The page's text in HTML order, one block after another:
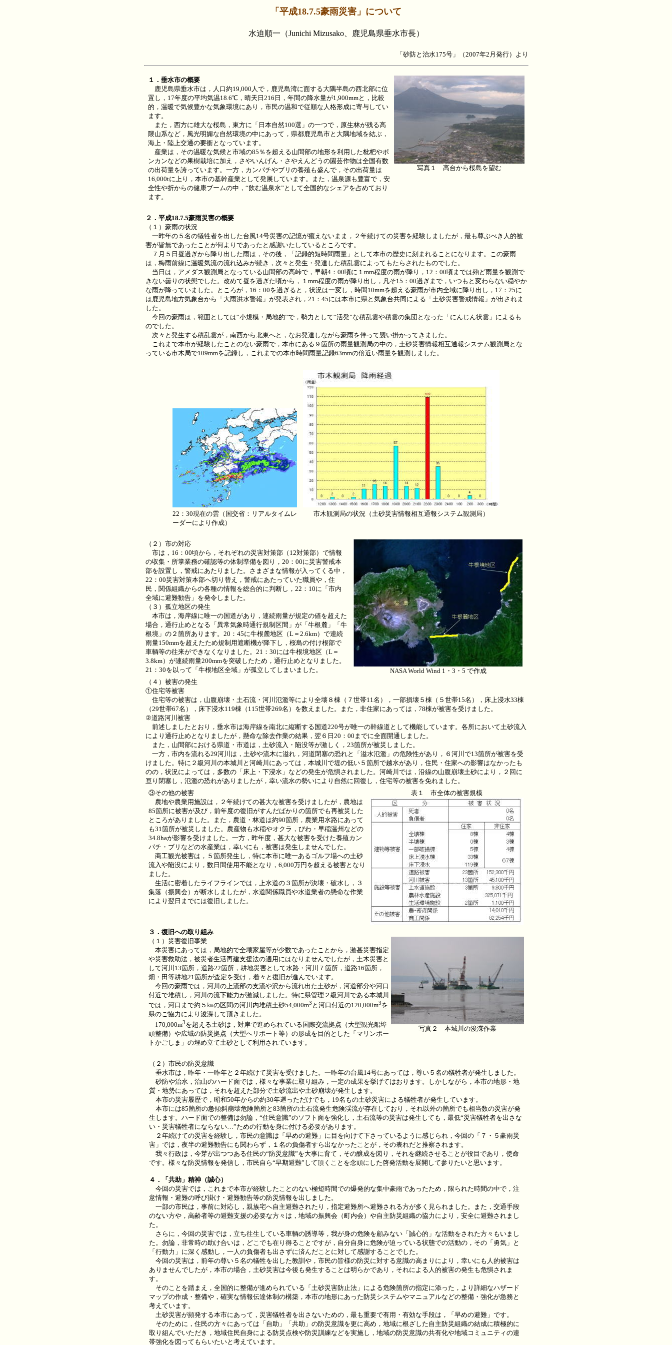
「平成18.7.5豪雨災害」について
水迫順一（Junichi Mizusako、鹿児島県垂水市長）
「砂防と治水175号」（2007年2月発行）より
１．垂水市の概要
鹿児島県垂水市は，人口約19,000人で，鹿児島湾に面する大隅半島の西北部に位
置し，17年度の平均気温18.6℃，晴天日216日，年間の降水量が1,900mmと，比較
的，温暖で気候豊かな気象環境にあり，市民の温和で従順な人格形成に寄与してい
ます。
また，西方に雄大な桜島，東方に「日本自然100選」の一つで，原生林が残る高
隈山系など，風光明媚な自然環境の中にあって，県都鹿児島市と大隅地域を結ぶ，
海上・陸上交通の要衝となっています。
産業は，その温暖な気候と市域の85％を超える山間部の地形を利用した枇杷やポ
ンカンなどの果樹栽培に加え，さやいんげん・さやえんどうの園芸作物は全国有数
の出荷量を誇っています。一方，カンパチやブリの養殖も盛んで，その出荷量は
16,000tに上り，本市の基幹産業として発展しています。また，温泉源も豊富で，安
全性や折からの健康ブームの中，“飲む温泉水”として全国的なシェアを占めており
ます。
写真１ 高台から桜島を望む
２．平成18.7.5豪雨災害の概要
（１）豪雨の状況
一昨年の５名の犠牲者を出した台風14号災害の記憶が癒えないまま，２年続けての災害を経験しましたが，最も尊ぶべき人的被
害が皆無であったことが何よりであったと感謝いたしているところです。
７月５日昼過ぎから降り出した雨は，その後，「記録的短時間雨量」として本市の歴史に刻まれることになります。この豪雨
は，梅雨前線に温暖気流の流れ込みが続き，次々と発生・発達した積乱雲によってもたらされたものでした。
当日は，アメダス観測局となっている山間部の高峠で，早朝4：00頃に１mm程度の雨が降り，12：00頃までは殆ど雨量を観測で
きない曇りの状態でした。改めて昼を過ぎた頃から，１mm程度の雨が降り出し，凡そ15：00過ぎまで，いつもと変わらない穏やか
な雨が降っていました。ところが，16：00を過ぎると，状況は一変し，時間10mmを超える豪雨が市内全域に降り出し，17：25に
は鹿児島地方気象台から「大雨洪水警報」が発表され，21：45には本市に県と気象台共同による「土砂災害警戒情報」が出されま
した。
今回の豪雨は，範囲としては“小規模・局地的”で，勢力として“活発”な積乱雲や積雲の集団となった「にんじん状雲」によるも
のでした。
次々と発生する積乱雲が，南西から北東へと，なお発達しながら豪雨を伴って襲い掛かってきました。
これまで本市が経験したことのない豪雨で，本市にある９箇所の雨量観測局の中の，土砂災害情報相互通報システム観測局とな
っている市木局で109mmを記録し，これまでの本市時間雨量記録63mmの倍近い雨量を観測しました。
22：30現在の雲（国交省：リアルタイムレ
ーダーにより作成）
市木観測局の状況（土砂災害情報相互通報システム観測局）
（２）市の対応
市は，16：00頃から，それぞれの災害対策部（12対策部）で情報
の収集・所掌業務の確認等の体制準備を図り，20：00に災害警戒本
部を設置し，警戒にあたりました。さまざまな情報が入ってくる中，
22：00災害対策本部へ切り替え，警戒にあたっていた職員や，住
民，関係組織からの各種の情報を総合的に判断し，22：10に「市内
全域に避難勧告」を発令しました。
（３）孤立地区の発生
本市は，海岸線に唯一の国道があり，連続雨量が規定の値を超えた
場合，通行止めとなる「異常気象時通行規制区間」が「牛根麓」「牛
根境」の２箇所あります。20：45に牛根麓地区（L＝2.6km）で連続
雨量150mmを超えたため規制用遮断機が降下し，桜島の付け根部で
車輌等の往来ができなくなりました。21：30には牛根境地区（L＝
3.8km）が連続雨量200mmを突破したため，通行止めとなりました。
21：30を以って「牛根地区全域」が孤立してしまいました。
NASA World Wind 1・3・5 で作成
（４）被害の発生
①住宅等被害
住宅等の被害は，山腹崩壊・土石流・河川氾濫等により全壊８棟（７世帯11名），一部損壊５棟（５世帯15名），床上浸水33棟
（29世帯67名），床下浸水119棟（115世帯269名）を数えました。また，非住家にあっては，78棟が被害を受けました。
②道路河川被害
前述しましたとおり，垂水市は海岸線を南北に縦断する国道220号が唯一の幹線道として機能しています。各所において土砂流入
により通行止めとなりましたが，懸命な除去作業の結果，翌６日20：00までに全面開通しました。
また，山間部における県道・市道は，土砂流入・陥没等が激しく，23箇所が被災しました。
一方，市内を流れる29河川は，土砂や流木に溢れ，河道閉塞の恐れと「溢水氾濫」の危険性があり，６河川で13箇所が被害を受
けました。特に２級河川の本城川と河崎川にあっては，本城川で堤の低い５箇所で越水があり，住民・住家への影響はなかったも
のの，状況によっては，多数の「床上・下浸水」などの発生が危惧されました。河崎川では，沿線の山腹崩壊土砂により，２回に
亘り閉塞し，氾濫の恐れがありましたが，幸い流水の勢いにより自然に回復し，住宅等の被害を免れました。
③その他の被害
農地や農業用施設は，２年続けての甚大な被害を受けましたが，農地は
85箇所に被害が及び，前年度の復旧がすんだばかりの箇所でも再被災した
ところがありました。また，農道・林道は約90箇所，農業用水路にあって
も31箇所が被災しました。農産物も水稲やオクラ，びわ・早稲温州などの
34.8haが影響を受けました。一方，昨年度，甚大な被害を受けた養殖カン
パチ・ブリなどの水産業は，幸いにも，被害は発生しませんでした。
商工観光被害は，５箇所発生し，特に本市に唯一あるゴルフ場への土砂
流入や陥没により，数日間使用不能となり，6,000万円を超える被害となり
ました。
生活に密着したライフラインでは，上水道の３箇所が決壊・破水し，３
集落（振興会）が断水しましたが，水道関係職員や水道業者の懸命な作業
により翌日までには復旧しました。
表１ 市全体の被害規模
３．復旧への取り組み
（１）災害復旧事業
本災害にあっては，局地的で全壊家屋等が少数であったことから，激甚災害指定
や災害救助法，被災者生活再建支援法の適用にはなりませんでしたが，土木災害と
して河川13箇所，道路22箇所，耕地災害として水路・河川７箇所，道路16箇所，
畑・田等耕地21箇所が査定を受け，着々と復旧が進んでいます。
今回の豪雨では，河川の上流部の支流や沢から流れ出た土砂が，河道部分や河口
付近で堆積し，河川の流下能力が激減しました。特に県管理２級河川である本城川
では，河口まで約５㎞の区間の河川内堆積土砂54,000m3 と河口付近の120,000m3を
県のご協力により浚渫して頂きました。
170,000m3を超える土砂は，対岸で進められている国際交流拠点（大型観光船埠
頭整備）や広域の防災拠点（大型へリポート等）の形成を目的とした「マリンポー
トかごしま」の埋め立て土砂として利用されています。
写真２ 本城川の浚渫作業
（２）市民の防災意識
垂水市は，昨年・一昨年と２年続けて災害を受けました。一昨年の台風14号にあっては，尊い５名の犠牲者が発生しました。
砂防や治水，治山のハード面では，様々な事業に取り組み，一定の成果を挙げてはおります。しかしながら，本市の地形・地
質・地勢にあっては，それを超えた部分で土砂流出や土砂崩壊が発生します。
本市の災害履歴で，昭和50年からの約30年遡っただけでも，19名もの土砂災害による犠牲者が発生しています。
本市には85箇所の急傾斜崩壊危険箇所と83箇所の土石流発生危険渓流が存在しており，それ以外の箇所でも相当数の災害が発
生します。ハード面での整備は勿論，“住民意識”のソフト面を強化し，土石流等の災害は発生しても，最低“災害犠牲者を出さな
い・災害犠牲者にならない…”ための行動を身に付ける必要があります。
２年続けての災害を経験し，市民の意識は「早めの避難」に目を向けて下さっているように感じられ，今回の「７・５豪雨災
害」では，夜半の避難勧告にも関わらず，１名の負傷者すら出なかったことが，その表れだと推察されます。
我々行政は，今芽が出つつある住民の“防災意識”を大事に育て，その醸成を図り，それを継続させることが役目であり，使命
です。様々な防災情報を発信し，市民自ら“早期避難”して頂くことを念頭にした啓発活動を展開して参りたいと思います。
４．「共助」精神（誠心）
今回の災害では，これまで本市が経験したことのない極短時間での爆発的な集中豪雨であったため，限られた時間の中で，注
意情報・避難の呼び掛け・避難勧告等の防災情報を出しました。
一部の市民は，事前に対応し，親族宅へ自主避難されたり，指定避難所へ避難される方が多く見られました。また，交通手段
のない方や，高齢者等の避難支援の必要な方々は，地域の振興会（町内会）や自主防災組織の協力により，安全に避難されまし
た。
さらに，今回の災害では，立ち往生している車輌の誘導等，我が身の危険を顧みない「誠心的」な活動をされた方々もいまし
た。勿論，非常時の助け合いは，どこでも在り得ることですが，自分自身に危険が迫っている状態での活動の，その「勇気」と
「行動力」に深く感動し，一人の負傷者も出さずに済んだことに対して感謝することでした。
今回の災害は，前年の尊い５名の犠牲を出した教訓や，市民の皆様の防災に対する意識の高まりにより，幸いにも人的被害は
ありませんでしたが，本市の場合，土砂災害は今後も発生することは明らかであり，それによる人的被害の発生も危惧されま
す。
そのことを踏まえ，全国的に整備が進められている「土砂災害防止法」による危険箇所の指定に添った，より詳細なハザード
マップの作成・整備や，確実な情報伝達体制の構築，本市の地形にあった防災システムやマニュアルなどの整備・強化が急務と
考えています。
土砂災害が頻発する本市にあって，災害犠牲者を出さないための，最も重要で有用・有効な手段は，「早めの避難」です。
そのために，住民の方々にあっては「自助」「共助」の防災意識を更に高め，地域に根ざした自主防災組織の結成に積極的に
取り組んでいただき，地域住民自身による防災点検や防災訓練などを実施し，地域の防災意識の共有化や地域コミュニティの連
帯強化を図ってもらいたいと考えています。